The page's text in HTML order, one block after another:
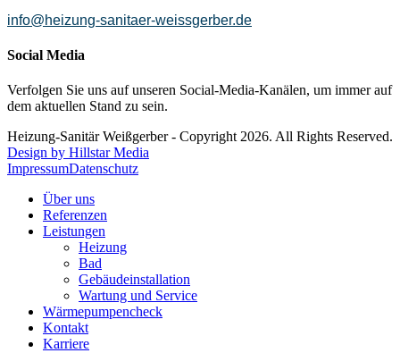
info@heizung-sanitaer-weissgerber.de
Social Media
Verfolgen Sie uns auf unseren Social-Media-Kanälen, um immer auf
dem aktuellen Stand zu sein.
Heizung-Sanitär Weißgerber - Copyright 2026. All Rights Reserved.
Design by Hillstar Media
ImpressumDatenschutz
Über uns
Referenzen
Leistungen
Heizung
Bad
Gebäudeinstallation
Wartung und Service
Wärmepumpencheck
Kontakt
Karriere